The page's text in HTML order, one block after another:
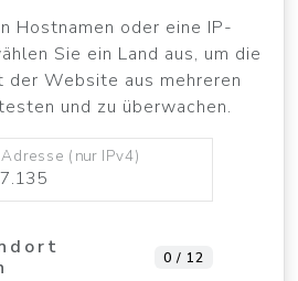
Hostnamen oder eine IP-
Sie ein Land aus, um die
der Website aus mehreren
und zu überwachen.
(nur IPv4)
0 / 12